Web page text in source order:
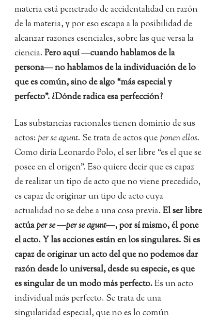
materia está penetrado de accidentalidad en razón
de la materia, y por eso escapa a la posibilidad de
alcanzar razones esenciales, sobre las que versa la
ciencia.Pero aquí ―cuando hablamos de la
persona― no hablamos de la individuación de lo
que es común, sino de algo “más especial y
perfecto”. ¿Dónde radica esa perfección?
Las substancias racionales tienen dominio de sus
actos:per se agunt. Se trata de actos queponen ellos.
Como diría Leonardo Polo, el ser libre “es el que se
posee en el origen”. Eso quiere decir que es capaz
de realizar un tipo de acto que no viene precedido,
es capaz de originar un tipo de acto cuya
actualidad no se debe a una cosa previa.El ser libre
actúaper se―per se agunt―, por sí mismo, él pone
el acto. Y las acciones están en los singulares. Si es
capaz de originar un acto del que no podemos dar
razón desde lo universal, desde su especie, es que
es singular de un modo más perfecto.Es un acto
individual más perfecto. Se trata de una
singularidad especial, que no es lo común